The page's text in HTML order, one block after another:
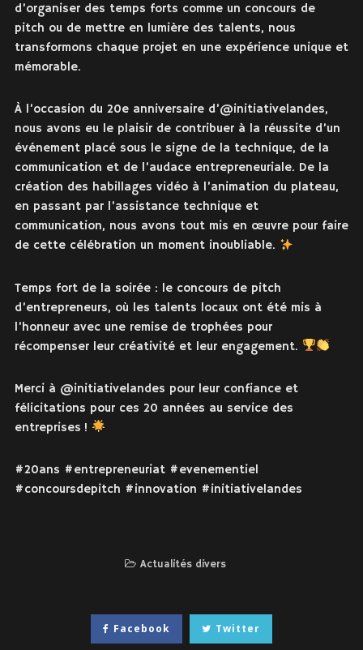
d’organiser des temps forts comme un concours de
pitch ou de mettre en lumière des talents, nous
transformons chaque projet en une expérience unique et
mémorable.
À l’occasion du 20e anniversaire d’@initiativelandes,
nous avons eu le plaisir de contribuer à la réussite d’un
événement placé sous le signe de la technique, de la
communication et de l’audace entrepreneuriale. De la
création des habillages vidéo à l’animation du plateau,
en passant par l’assistance technique et
communication, nous avons tout mis en œuvre pour faire
de cette célébration un moment inoubliable.
Temps fort de la soirée : le concours de pitch
d’entrepreneurs, où les talents locaux ont été mis à
l’honneur avec une remise de trophées pour
récompenser leur créativité et leur engagement.
Merci à @initiativelandes pour leur confiance et
félicitations pour ces 20 années au service des
entreprises !
#20ans #entrepreneuriat #evenementiel
#concoursdepitch #innovation #initiativelandes
Actualités divers
Facebook Twitter